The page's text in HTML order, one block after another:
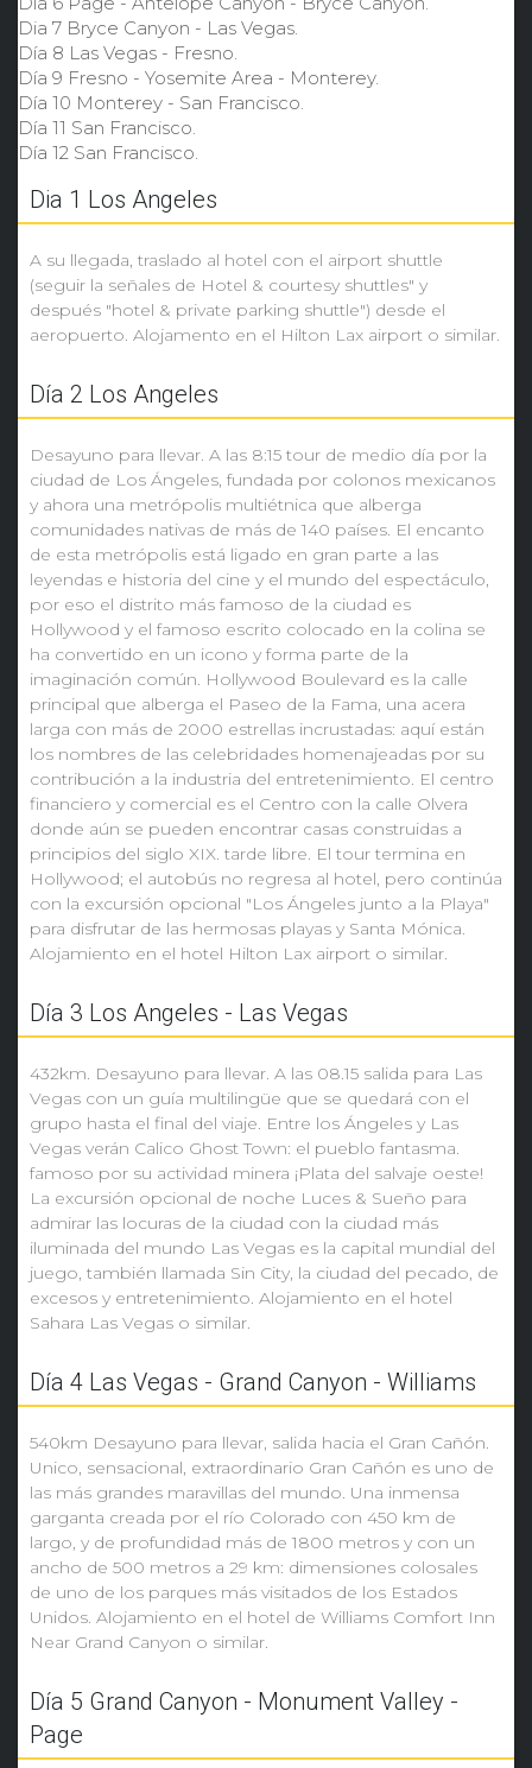
Dia 7 Bryce Canyon - Las Vegas.
Día 8 Las Vegas - Fresno.
Día 9 Fresno - Yosemite Area - Monterey.
Día 10 Monterey - San Francisco.
Día 11 San Francisco.
Día 12 San Francisco.
Dia 1 Los Angeles
A su llegada, traslado al hotel con el airport shuttle
(seguir la señales de Hotel & courtesy shuttles" y
después "hotel & private parking shuttle") desde el
aeropuerto. Alojamento en el Hilton Lax airport o similar.
Día 2 Los Angeles
Desayuno para llevar. A las 8:15 tour de medio día por la
ciudad de Los Ángeles, fundada por colonos mexicanos
y ahora una metrópolis multiétnica que alberga
comunidades nativas de más de 140 países. El encanto
de esta metrópolis está ligado en gran parte a las
leyendas e historia del cine y el mundo del espectáculo,
por eso el distrito más famoso de la ciudad es
Hollywood y el famoso escrito colocado en la colina se
ha convertido en un icono y forma parte de la
imaginación común. Hollywood Boulevard es la calle
principal que alberga el Paseo de la Fama, una acera
larga con más de 2000 estrellas incrustadas: aquí están
los nombres de las celebridades homenajeadas por su
contribución a la industria del entretenimiento. El centro
financiero y comercial es el Centro con la calle Olvera
donde aún se pueden encontrar casas construidas a
principios del siglo XIX. tarde libre. El tour termina en
Hollywood; el autobús no regresa al hotel, pero continúa
con la excursión opcional "Los Ángeles junto a la Playa"
para disfrutar de las hermosas playas y Santa Mónica.
Alojamiento en el hotel Hilton Lax airport o similar.
Día 3 Los Angeles - Las Vegas
432km. Desayuno para llevar. A las 08.15 salida para Las
Vegas con un guía multilingüe que se quedará con el
grupo hasta el final del viaje. Entre los Ángeles y Las
Vegas verán Calico Ghost Town: el pueblo fantasma.
famoso por su actividad minera ¡Plata del salvaje oeste!
La excursión opcional de noche Luces & Sueño para
admirar las locuras de la ciudad con la ciudad más
iluminada del mundo Las Vegas es la capital mundial del
juego, también llamada Sin City, la ciudad del pecado, de
excesos y entretenimiento. Alojamiento en el hotel
Sahara Las Vegas o similar.
Día 4 Las Vegas - Grand Canyon - Williams
540km Desayuno para llevar, salida hacia el Gran Cañón.
Unico, sensacional, extraordinario Gran Cañón es uno de
las más grandes maravillas del mundo. Una inmensa
garganta creada por el río Colorado con 450 km de
largo, y de profundidad más de 1800 metros y con un
ancho de 500 metros a 29 km: dimensiones colosales
de uno de los parques más visitados de los Estados
Unidos. Alojamiento en el hotel de Williams Comfort Inn
Near Grand Canyon o similar.
Día 5 Grand Canyon - Monument Valley -
Page